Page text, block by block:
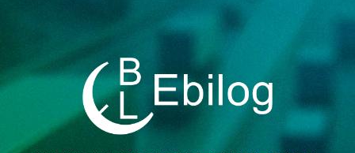
ENTE BILATERALE NAZIONALE PER IL
SETTORE "LOGISTICA, TRASPORTO MERCI
E SPEDIZIONE"
BANDI E REGOLAMENTI